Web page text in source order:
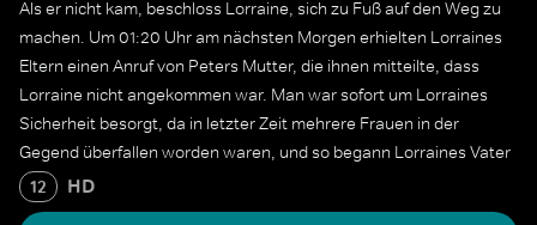
Als er nicht kam, beschloss Lorraine, sich zu Fuß auf den Weg zu
machen. Um 01:20 Uhr am nächsten Morgen erhielten Lorraines
Eltern einen Anruf von Peters Mutter, die ihnen mitteilte, dass
Lorraine nicht angekommen war. Man war sofort um Lorraines
Sicherheit besorgt, da in letzter Zeit mehrere Frauen in der
Gegend überfallen worden waren, und so begann Lorraines Vater
zusammen mit der Polizei nach ihr zu suchen. Etwa zwölf Stunden
später wurde Lorraines Leiche gefunden.
12 HD